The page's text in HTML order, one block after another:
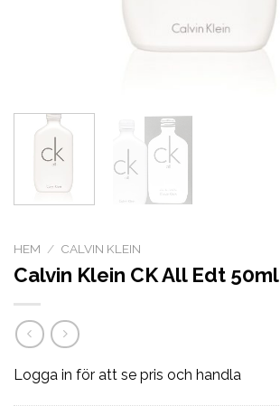
HEM / CALVIN KLEIN
Calvin Klein CK All Edt 50ml
Logga in för att se pris och handla